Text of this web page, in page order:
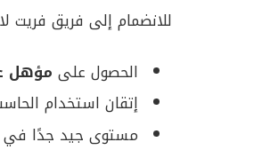
للانضمام إلى فريق فريت
الحصول على مؤهل
إتقان استخدام
مستوى جيد جدًا في